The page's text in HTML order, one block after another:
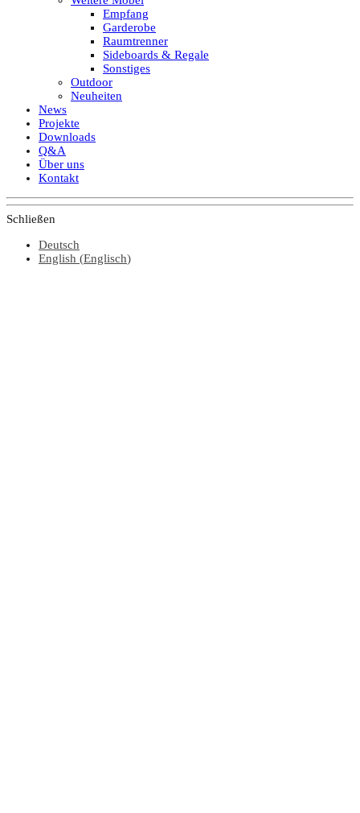
Empfang
Garderobe
Raumtrenner
Sideboards & Regale
Sonstiges
Outdoor
Neuheiten
News
Projekte
Downloads
Q&A
Über uns
Kontakt
Schließen
Deutsch
English (Englisch)